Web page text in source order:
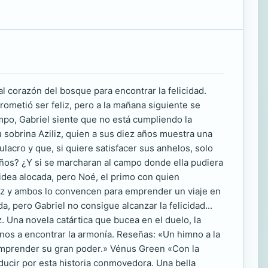
corazón del bosque para encontrar la felicidad.
ser feliz, pero a la mañana siguiente se
Gabriel siente que no está cumpliendo la
Aziliz, quien a sus diez años muestra una
y que, si quiere satisfacer sus anhelos, solo
¿Y si se marcharan al campo donde ella pudiera
alocada, pero Noé, el primo con quien
ambos lo convencen para emprender un viaje en
pero Gabriel no consigue alcanzar la felicidad...
Una novela catártica que bucea en el duelo, la
a encontrar la armonía. Reseñas: «Un himno a la
su gran poder.» Vénus Green «Con la
por esta historia conmovedora. Una bella